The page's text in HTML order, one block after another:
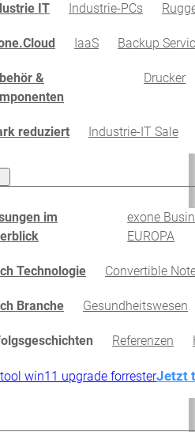
IT Industrie-PCs
IaaS Backup
&
Drucker
reduziert Industrie-IT Sale
im
exone
EUROPA
Technologie Convertible
Branche Gesundheitswesen
Referenzen
Jetzt